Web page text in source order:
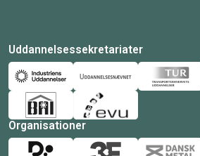
Uddannelsessekretariater
Organisationer